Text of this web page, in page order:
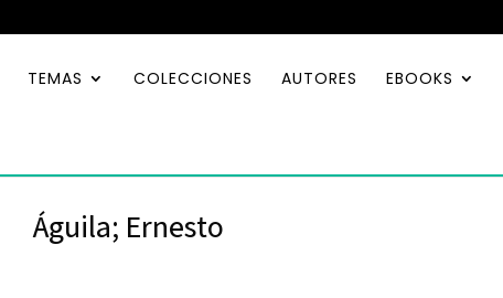
TEMAS COLECCIONES AUTORES EBOOKS
Águila; Ernesto